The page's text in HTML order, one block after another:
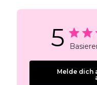
5
Melde dich